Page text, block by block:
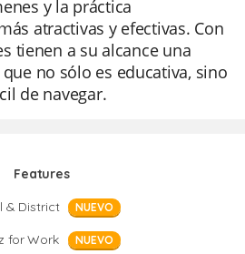
y la práctica
atractivas y efectivas. Con
tienen a su alcance una
no sólo es educativa, sino
de navegar.
Features
& District
NUEVO
for Work NUEVO